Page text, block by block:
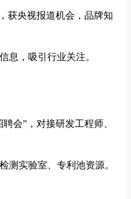
获央视报道机会，品牌知
息，吸引行业关注。
会”，对接研发工程师、
测实验室、专利池资源。